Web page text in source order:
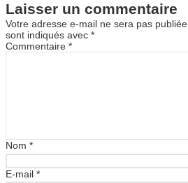
Laisser un commentaire
Votre adresse e-mail ne sera pas publiée.
sont indiqués avec *
Commentaire *
Nom *
E-mail *